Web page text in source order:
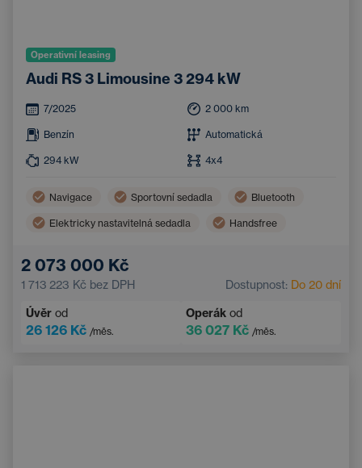
Operativní leasing
Audi RS 3 Limousine 3 294 kW
7/2025 2 000 km
Benzín Automatická
294 kW 4x4
Navigace Sportovní sedadla Bluetooth
Elektricky nastavitelná sedadla Handsfree
2 073 000 Kč
1 713 223 Kč bez DPH Dostupnost: Do 20 dní
Úvěr od
26 126 Kč /měs.
Operák od
36 027 Kč /měs.